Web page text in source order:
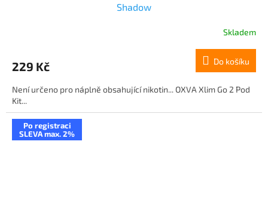
Shadow
Skladem
229 Kč Do košíku
Není určeno pro náplně obsahující nikotin... OXVA Xlim Go 2 Pod
Kit...
Po registraci
SLEVA max. 2%